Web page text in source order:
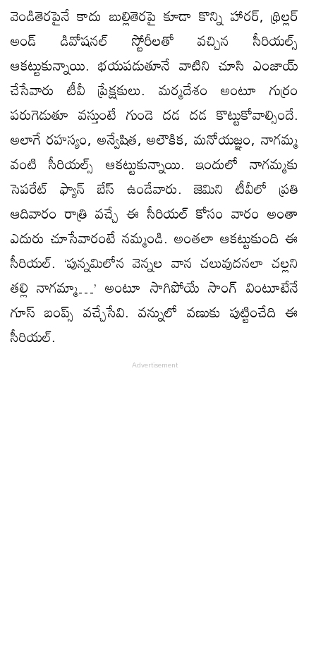
వెండితెరపైనే కాదు బుల్లితెరపై కూడా కొన్ని హారర్, థ్రిల్లర్
అండ్ డివోషనల్ స్టోరీలతో వచ్చిన సీరియల్స్
ఆకట్టుకున్నాయి. భయపడుతూనే వాటిని చూసి ఎంజాయ్
చేసేవారు టీవీ ప్రేక్షకులు. మర్మదేశం అంటూ గుర్రం
పరుగెడుతూ వస్తుంటే గుండె దడ దడ కొట్టుకోవాల్సిందే.
అలాగే రహస్యం, అన్వేషిత, అలౌకిక, మనోయజ్ఞం, నాగమ్మ
వంటి సీరియల్స్ ఆకట్టుకున్నాయి. ఇందులో నాగమ్మకు
సెపరేట్ ఫ్యాన్ బేస్ ఉండేవారు. జెమిని టీవీలో ప్రతి
ఆదివారం రాత్రి వచ్చే ఈ సీరియల్ కోసం వారం అంతా
ఎదురు చూసేవారంటే నమ్మండి. అంతలా ఆకట్టుకుంది ఈ
సీరియల్. ‘పున్నమిలోన వెన్నల వాన చలువుదనలా చల్లని
తల్లి నాగమ్మా…’ అంటూ సాగిపోయే సాంగ్ వింటూటేనే
గూస్ బంప్స్ వచ్చేసేవి. వన్నులో వణుకు పుట్టించేది ఈ
సీరియల్.